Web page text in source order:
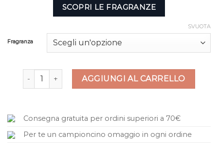
SCOPRI LE FRAGRANZE
Fragranza
SVUOTA
Linea Scigaa Spray Ambiente quantità
AGGIUNGI AL CARRELLO
Consegna gratuita per ordini superiori a 70€
Per te un campioncino omaggio in ogni ordine